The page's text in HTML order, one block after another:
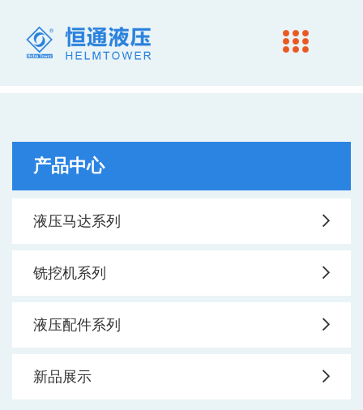
产品中心
液压马达系列
铣挖机系列
液压配件系列
新品展示